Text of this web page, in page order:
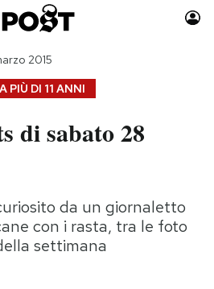
Auto
Moda
Storie/Idee
Ok Boomer!
Media
PIÙ DI 11 ANNI
2015
di sabato 28
da un giornaletto
con i rasta, tra le foto
settimana